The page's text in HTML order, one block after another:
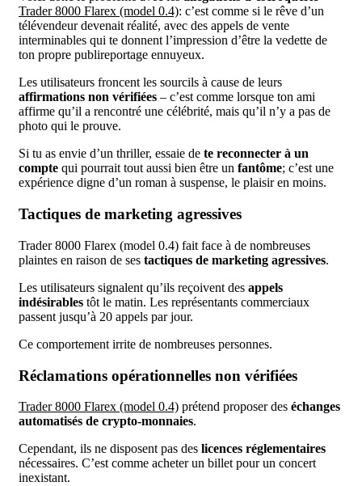
Trader 8000 Flarex (model 0.4): c’est comme si le rêve d’un
télévendeur devenait réalité, avec des appels de vente
interminables qui te donnent l’impression d’être la vedette de
ton propre publireportage ennuyeux.
Les utilisateurs froncent les sourcils à cause de leurs
affirmations non vérifiées – c’est comme lorsque ton ami
affirme qu’il a rencontré une célébrité, mais qu’il n’y a pas de
photo qui le prouve.
Si tu as envie d’un thriller, essaie de te reconnecter à un
compte qui pourrait tout aussi bien être un fantôme; c’est une
expérience digne d’un roman à suspense, le plaisir en moins.
Tactiques de marketing agressives
Trader 8000 Flarex (model 0.4) fait face à de nombreuses
plaintes en raison de ses tactiques de marketing agressives.
Les utilisateurs signalent qu’ils reçoivent des appels
indésirables tôt le matin. Les représentants commerciaux
passent jusqu’à 20 appels par jour.
Ce comportement irrite de nombreuses personnes.
Réclamations opérationnelles non vérifiées
Trader 8000 Flarex (model 0.4) prétend proposer des échanges
automatisés de crypto-monnaies.
Cependant, ils ne disposent pas des licences réglementaires
nécessaires. C’est comme acheter un billet pour un concert
inexistant.